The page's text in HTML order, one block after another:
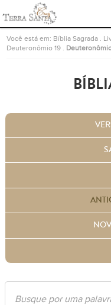
Ir para a página inicial
Você está em: Bíblia Sagrada
Deuteronômio 19